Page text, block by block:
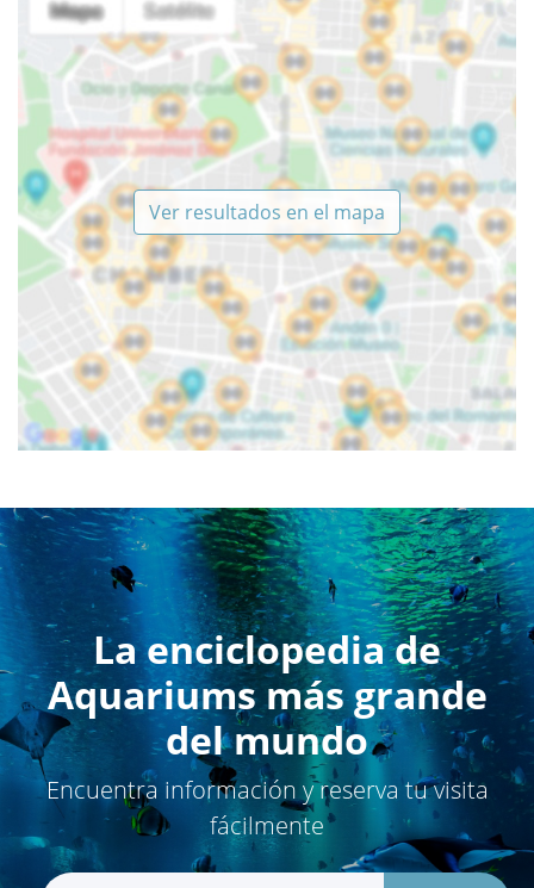
Ver resultados en el mapa
La enciclopedia de
Aquariums más grande
del mundo
Encuentra información y reserva tu visita
fácilmente